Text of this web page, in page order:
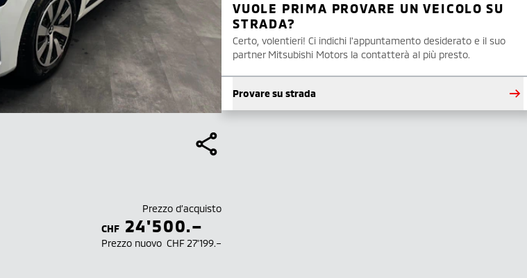
Prezzo d’acquisto
CHF 24'500.–
Prezzo nuovo CHF 27'199.–
VUOLE PRIMA PROVARE UN VEICOLO SU
STRADA?
Certo, volentieri! Ci indichi l'appuntamento desiderato e il suo
partner Mitsubishi Motors la contatterà al più presto.
Provare su strada